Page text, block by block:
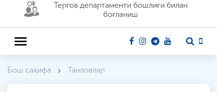
Тергов департaменти бошлиғи билан
боғланиш
Бош саҳифа Танловлар